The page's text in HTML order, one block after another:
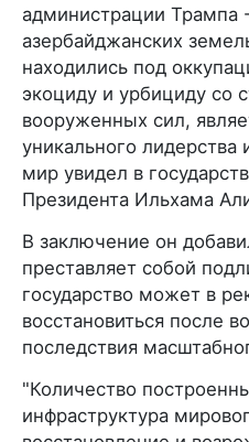
администрации Трампа
азербайджанских
находились под
экоциду и урбициду со
вооруженных сил,
уникального лидерства
мир увидел в
Президента Ильхама
В заключение он
преставляет собой
государство может в
восстановиться после
последствия
"Количество
инфраструктура